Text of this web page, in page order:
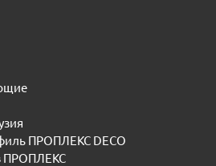
ПРОПЛЕКС DECO
ПРОПЛЕКС